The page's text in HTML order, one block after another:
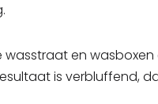
en
is verbluffend,